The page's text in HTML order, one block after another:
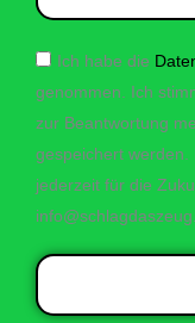
Ich habe die
genommen. Ich
zur Beantwortung
gespeichert werden.
jederzeit für die